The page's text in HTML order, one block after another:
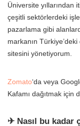
Üniversite
çeşitli sektörlerdeki
pazarlama gibi
markanın
sitesini yönetiyorum.
Zomato‘da veya
Kafamı dağıtmak için
✈ Nasıl bu kadar